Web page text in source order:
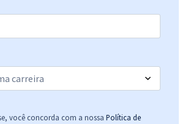
Economize R$ 77,98 (-20%)
Comprar
Regional Federal da 5ª Região - Analista
você concorda com a nossa Política de